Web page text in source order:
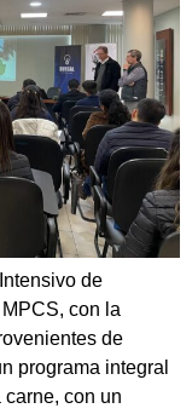
de
con la
de
programa integral
con un